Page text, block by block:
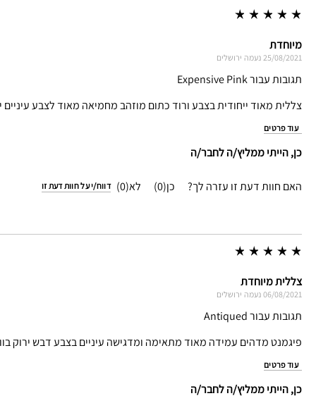
מיוחדת
25/08/2021 נעמה ירושלים
תגובות עבור Expensive Pink
צללית מאוד ייחודית בצבע ורוד כתום מוזהב מחמיאה מאוד לצבע עיניים
עוד פרטים
כן, הייתי ממליץ/ה לחבר/ה
האם חוות דעת זו עזרה לך? 0
0 דווח/י על חוות דעת זו
צללית מיוחדת
06/08/2021 נעמה ירושלים
תגובות עבור Antiqued
פיגמנט מדהים עמידה מאוד מתאימה ומדגישה עיניים בצבע דבש ירוק
עוד פרטים
כן, הייתי ממליץ/ה לחבר/ה